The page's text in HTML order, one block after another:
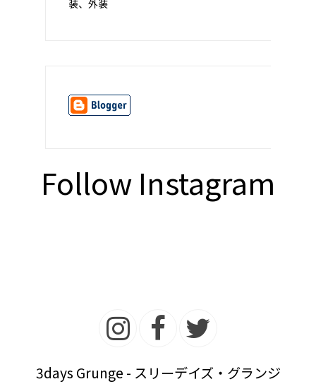
装、外装
Follow Instagram
3days Grunge - スリーデイズ・グランジ